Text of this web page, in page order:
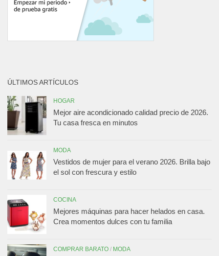
ÚLTIMOS ARTÍCULOS
HOGAR
Mejor aire acondicionado calidad precio de 2026.
Tu casa fresca en minutos
MODA
Vestidos de mujer para el verano 2026. Brilla bajo
el sol con frescura y estilo
COCINA
Mejores máquinas para hacer helados en casa.
Crea momentos dulces con tu familia
COMPRAR BARATO / MODA